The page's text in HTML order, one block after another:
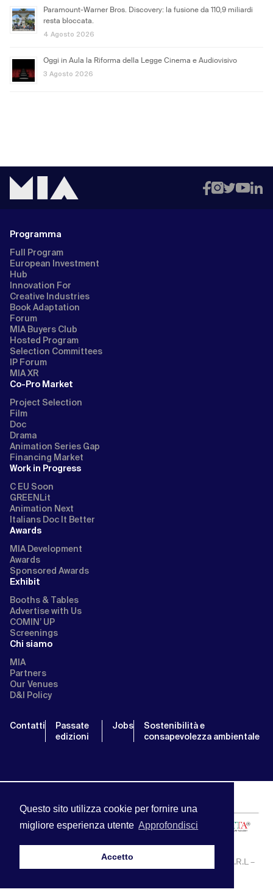
Questo sito utilizza cookie per fornire una
migliore esperienza utente Approfondisci
Accetto
Paramount-Warner Bros. Discovery: la fusione da 110,9 miliardi
resta bloccata.
4 Agosto 2026
Oggi in Aula la Riforma della Legge Cinema e Audiovisivo
3 Agosto 2026
Programma
Full Program
European Investment
Hub
Innovation For
Creative Industries
Book Adaptation
Forum
MIA Buyers Club
Hosted Program
Selection Committees
IP Forum
MIA XR
Co-Pro Market
Project Selection
Film
Doc
Drama
Animation Series Gap
Financing Market
Work in Progress
C EU Soon
GREENLit
Animation Next
Italians Doc It Better
Awards
MIA Development
Awards
Sponsored Awards
Exhibit
Booths & Tables
Advertise with Us
COMIN’ UP
Screenings
Chi siamo
MIA
Partners
Our Venues
D&I Policy
Contatti
Passate
edizioni
Jobs
Sostenibilità e
consapevolezza ambientale
MIA | Mercato Internazionale Audiovisivo | APA SERVICE S.R.L –